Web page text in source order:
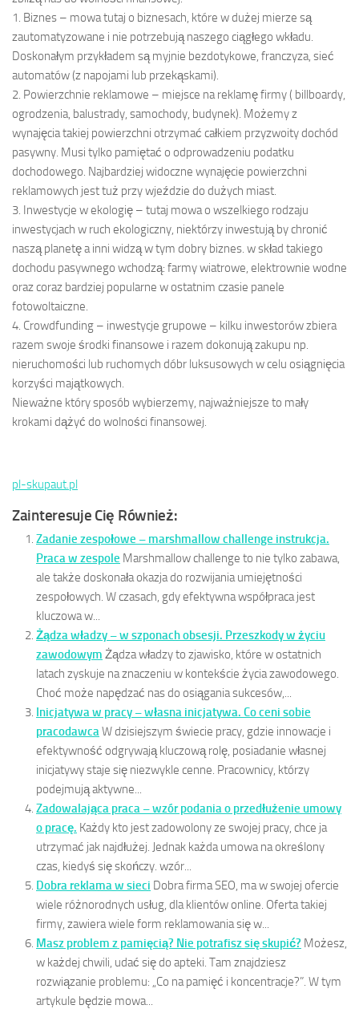
1. Biznes – mowa tutaj o biznesach, które w dużej mierze są
zautomatyzowane i nie potrzebują naszego ciągłego wkładu.
Doskonałym przykładem są myjnie bezdotykowe, franczyza, sieć
automatów (z napojami lub przekąskami).
2. Powierzchnie reklamowe – miejsce na reklamę firmy ( billboardy,
ogrodzenia, balustrady, samochody, budynek). Możemy z
wynajęcia takiej powierzchni otrzymać całkiem przyzwoity dochód
pasywny. Musi tylko pamiętać o odprowadzeniu podatku
dochodowego. Najbardziej widoczne wynajęcie powierzchni
reklamowych jest tuż przy wjeździe do dużych miast.
3. Inwestycje w ekologię – tutaj mowa o wszelkiego rodzaju
inwestycjach w ruch ekologiczny, niektórzy inwestują by chronić
naszą planetę a inni widzą w tym dobry biznes. w skład takiego
dochodu pasywnego wchodzą: farmy wiatrowe, elektrownie wodne
oraz coraz bardziej popularne w ostatnim czasie panele
fotowoltaiczne.
4. Crowdfunding – inwestycje grupowe – kilku inwestorów zbiera
razem swoje środki finansowe i razem dokonują zakupu np.
nieruchomości lub ruchomych dóbr luksusowych w celu osiągnięcia
korzyści majątkowych.
Nieważne który sposób wybierzemy, najważniejsze to mały
krokami dążyć do wolności finansowej.
pl-skupaut.pl
Zainteresuje Cię Również:
Zadanie zespołowe – marshmallow challenge instrukcja.
Praca w zespole Marshmallow challenge to nie tylko zabawa,
ale także doskonała okazja do rozwijania umiejętności
zespołowych. W czasach, gdy efektywna współpraca jest
kluczowa w...
Żądza władzy – w szponach obsesji. Przeszkody w życiu
zawodowym Żądza władzy to zjawisko, które w ostatnich
latach zyskuje na znaczeniu w kontekście życia zawodowego.
Choć może napędzać nas do osiągania sukcesów,...
Inicjatywa w pracy – własna inicjatywa. Co ceni sobie
pracodawcaW dzisiejszym świecie pracy, gdzie innowacje i
efektywność odgrywają kluczową rolę, posiadanie własnej
inicjatywy staje się niezwykle cenne. Pracownicy, którzy
podejmują aktywne...
Zadowalająca praca – wzór podania o przedłużenie umowy
o pracę. Każdy kto jest zadowolony ze swojej pracy, chce ja
utrzymać jak najdłużej. Jednak każda umowa na określony
czas, kiedyś się skończy. wzór...
Dobra reklama w sieci Dobra firma SEO, ma w swojej ofercie
wiele różnorodnych usług, dla klientów online. Oferta takiej
firmy, zawiera wiele form reklamowania się w...
Masz problem z pamięcią? Nie potrafisz się skupić? Możesz,
w każdej chwili, udać się do apteki. Tam znajdziesz
rozwiązanie problemu: „Co na pamięć i koncentracje?”. W tym
artykule będzie mowa...